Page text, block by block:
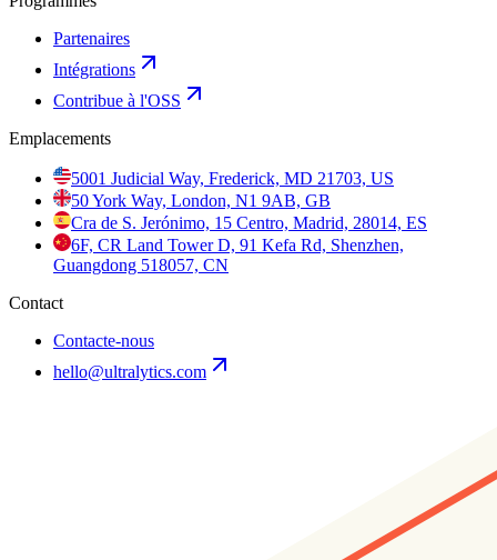
Partenaires
Intégrations
Contribue à l'OSS
Emplacements
5001 Judicial Way, Frederick, MD 21703, US
50 York Way, London, N1 9AB, GB
Cra de S. Jerónimo, 15 Centro, Madrid, 28014, ES
6F, CR Land Tower D, 91 Kefa Rd, Shenzhen,
Guangdong 518057, CN
Contact
Contacte-nous
hello@ultralytics.com